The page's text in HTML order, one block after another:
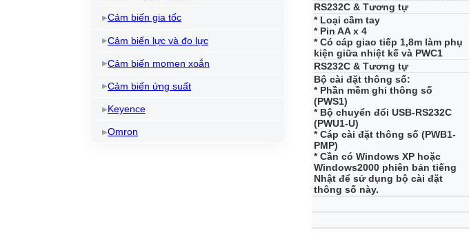
Cảm biến gia tốc
Cảm biến lực và đo lực
Cảm biến momen xoắn
Cảm biến ứng suất
Keyence
Omron
RS232C & Tương tự
* Loại cầm tay
* Pin AA x 4
* Có cáp giao tiếp 1,8m làm phụ
kiện giữa nhiệt kế và PWC1
RS232C & Tương tự
Bộ cài đặt thông số:
* Phần mềm ghi thông số
(PWS1)
* Bộ chuyển đổi USB-RS232C
(PWU1-U)
* Cáp cài đặt thông số (PWB1-
PMP)
* Cần có Windows XP hoặc
Windows2000 phiên bản tiếng
Nhật để sử dụng bộ cài đặt
thông số này.